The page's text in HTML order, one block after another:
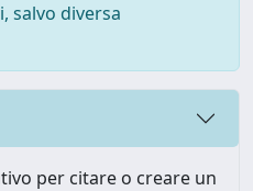
salvo diversa
per citare o creare un